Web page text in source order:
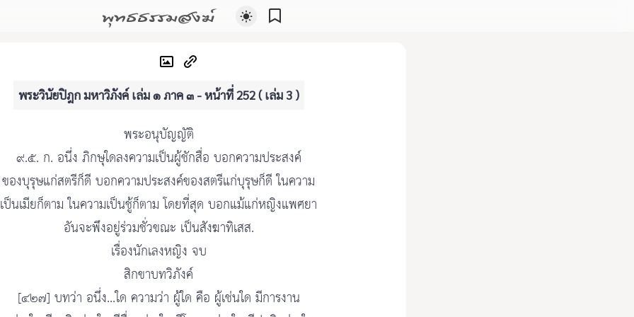
พุทธธรรมสงฆ์
พระวินัยปิฎก มหาวิภังค์ เล่ม ๑ ภาค ๓ - หน้าที่ 252 ( เล่ม 3 )
พระอนุบัญญัติ
๙.๕. ก. อนึ่ง ภิกษุใดลงความเป็นผู้ชักสื่อ บอกความประสงค์
ของบุรุษแก่สตรีก็ดี บอกความประสงค์ของสตรีแก่บุรุษก็ดี ในความ
เป็นเมียก็ตาม ในความเป็นชู้ก็ตาม โดยที่สุด บอกแม้แก่หญิงแพศยา
อันจะพึงอยู่ร่วมชั่วขณะ เป็นสังฆาทิเสส.
เรื่องนักเลงหญิง จบ
สิกขาบทวิภังค์
[๔๒๗] บทว่า อนึ่ง...ใด ความว่า ผู้ใด คือ ผู้เช่นใด มีการงาน